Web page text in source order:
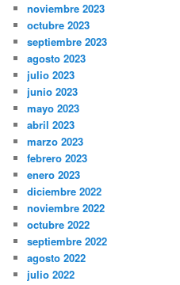
noviembre 2023
octubre 2023
septiembre 2023
agosto 2023
julio 2023
junio 2023
mayo 2023
abril 2023
marzo 2023
febrero 2023
enero 2023
diciembre 2022
noviembre 2022
octubre 2022
septiembre 2022
agosto 2022
julio 2022